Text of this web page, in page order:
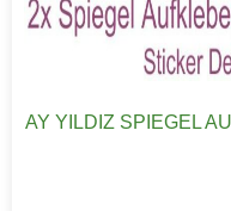
AY YILDIZ SPIEGEL